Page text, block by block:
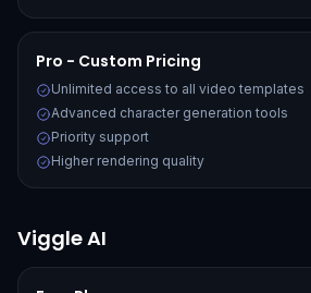
Pro - Custom Pricing
Unlimited access to all video templates
Advanced character generation tools
Priority support
Higher rendering quality
Viggle AI